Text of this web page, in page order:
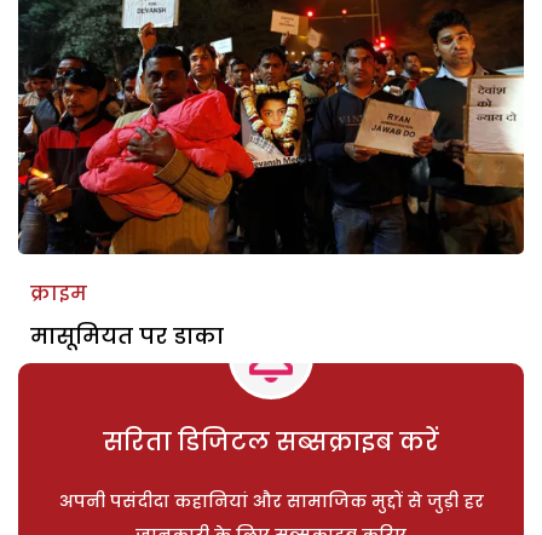
क्राइम
मासूमियत पर डाका
सरिता डिजिटल सब्सक्राइब करें
अपनी पसंदीदा कहानियां और सामाजिक मुद्दों से जुड़ी हर